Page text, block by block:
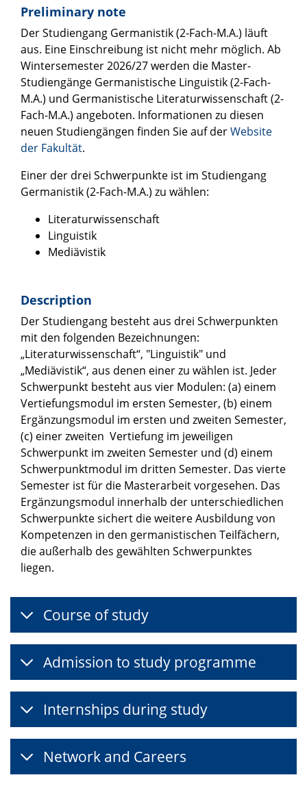
Preliminary note
Der Studiengang Germanistik (2-Fach-M.A.) läuft
aus. Eine Einschreibung ist nicht mehr möglich. Ab
Wintersemester 2026/27 werden die Master-
Studiengänge Germanistische Linguistik (2-Fach-
M.A.) und Germanistische Literaturwissenschaft (2-
Fach-M.A.) angeboten. Informationen zu diesen
neuen Studiengängen finden Sie auf derWebsite
der Fakultät.
Einer der drei Schwerpunkte ist im Studiengang
Germanistik (2-Fach-M.A.) zu wählen:
Literaturwissenschaft
Linguistik
Mediävistik
Description
Der Studiengang besteht aus drei Schwerpunkten
mit den folgenden Bezeichnungen:
„Literaturwissenschaft“, "Linguistik" und
„Mediävistik“, aus denen einer zu wählen ist. Jeder
Schwerpunkt besteht aus vier Modulen: (a) einem
Vertiefungsmodul im ersten Semester, (b) einem
Ergänzungsmodul im ersten und zweiten Semester,
(c) einer zweiten Vertiefung im jeweiligen
Schwerpunkt im zweiten Semester und (d) einem
Schwerpunktmodul im dritten Semester. Das vierte
Semester ist für die Masterarbeit vorgesehen. Das
Ergänzungsmodul innerhalb der unterschiedlichen
Schwerpunkte sichert die weitere Ausbildung von
Kompetenzen in den germanistischen Teilfächern,
die außerhalb des gewählten Schwerpunktes
liegen.
Course of study
Admission to study programme
Internships during study
Network and Careers